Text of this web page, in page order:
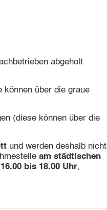
abgeholt
über die graue
(diese können über die
und werden deshalb nicht
am städtischen
bis 18.00 Uhr,